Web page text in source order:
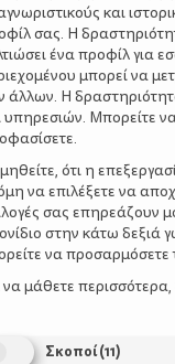
και
σας. Η
ένα προφίλ για
μπορεί να
άλλων. Η
υπηρεσιών. Μπορείτε
ότι η
να επιλέξετε να
σας επηρεάζουν
στην κάτω
να προσαρμόσετε
να μάθετε
Σκοποί(11)